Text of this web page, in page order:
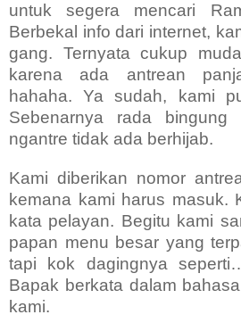
untuk segera mencari
Berbekal info dari internet,
gang. Ternyata cukup
karena ada antrean
hahaha. Ya sudah, kami
Sebenarnya rada
ngantre tidak ada berhijab.
Kami diberikan nomor
kemana kami harus masuk.
kata pelayan. Begitu kami
papan menu besar yang
tapi kok dagingnya
Bapak berkata dalam
kami.